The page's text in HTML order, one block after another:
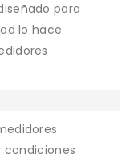
para
lo hace
condiciones